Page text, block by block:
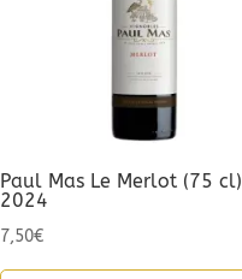
Paul Mas Le Merlot (75 cl)
2024
7,50€